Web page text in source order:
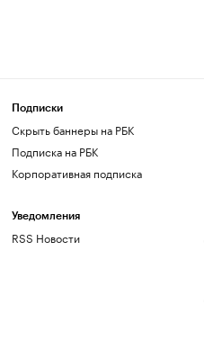
Подписки
Скрыть баннеры на РБК
Подписка на РБК
Корпоративная подписка
Уведомления
RSS Новости